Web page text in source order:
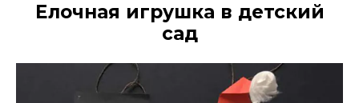
Елочная игрушка в детский
сад